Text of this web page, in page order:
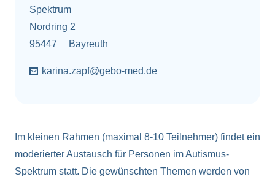
Spektrum
Nordring 2
95447
Bayreuth
karina.zapf@gebo-med.de
Im kleinen Rahmen (maximal 8-10 Teilnehmer) findet ein
moderierter Austausch für Personen im Autismus-
Spektrum statt. Die gewünschten Themen werden von